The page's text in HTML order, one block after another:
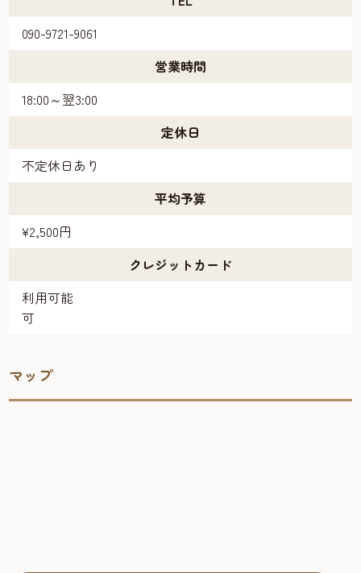
090-9721-9061
営業時間
18:00～翌3:00
定休日
不定休日あり
平均予算
¥2,500円
クレジットカード
利用可能
可
マップ